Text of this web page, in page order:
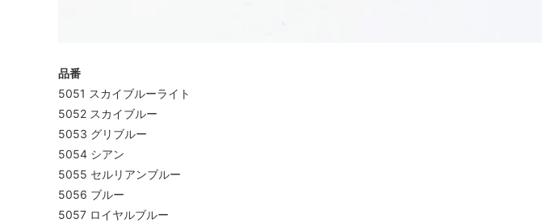
品番
5051 スカイブルーライト
5052 スカイブルー
5053 グリブルー
5054 シアン
5055 セルリアンブルー
5056 ブルー
5057 ロイヤルブルー